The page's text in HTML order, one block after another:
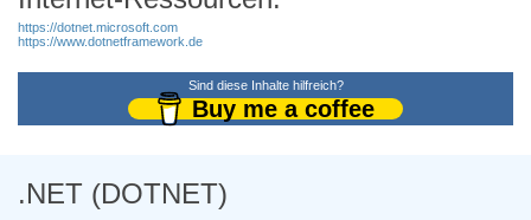
https://dotnet.microsoft.com
https://www.dotnetframework.de
Sind diese Inhalte hilfreich?
Buy me a coffee
.NET (DOTNET)